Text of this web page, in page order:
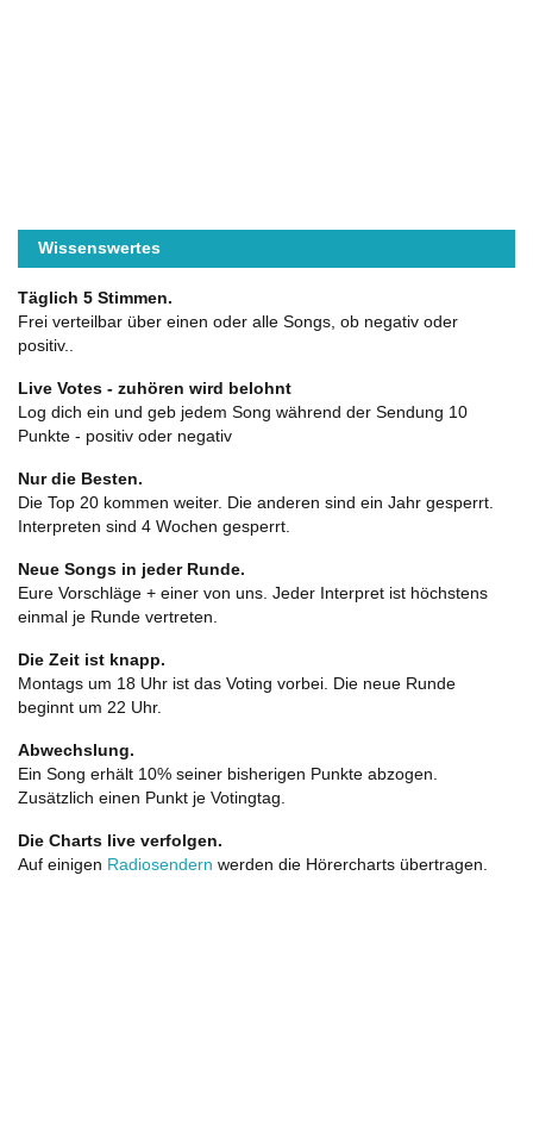
Wissenswertes
Täglich 5 Stimmen.
Frei verteilbar über einen oder alle Songs, ob negativ oder
positiv..
Live Votes - zuhören wird belohnt
Log dich ein und geb jedem Song während der Sendung 10
Punkte - positiv oder negativ
Nur die Besten.
Die Top 20 kommen weiter. Die anderen sind ein Jahr gesperrt.
Interpreten sind 4 Wochen gesperrt.
Neue Songs in jeder Runde.
Eure Vorschläge + einer von uns. Jeder Interpret ist höchstens
einmal je Runde vertreten.
Die Zeit ist knapp.
Montags um 18 Uhr ist das Voting vorbei. Die neue Runde
beginnt um 22 Uhr.
Abwechslung.
Ein Song erhält 10% seiner bisherigen Punkte abzogen.
Zusätzlich einen Punkt je Votingtag.
Die Charts live verfolgen.
Auf einigen Radiosendern werden die Hörercharts übertragen.